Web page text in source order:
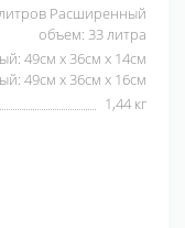
Расширенный
объем: 33 литра
49см x 36см x 14см
49см x 36см x 16см
1,44 кг